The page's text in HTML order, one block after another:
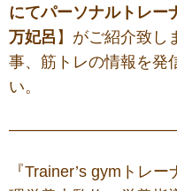
にてパーソナルトレ
万妃呂 】がご紹介致し
事、筋トレの情報を発
い。
—
『Trainer’s gymトレ